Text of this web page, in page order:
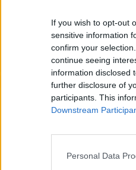
If you wish to opt-out
sensitive information
confirm your
continue seeing
information disclosed
further disclosure of
participants. This
Downstream
Personal Data
το Techmaniacs.